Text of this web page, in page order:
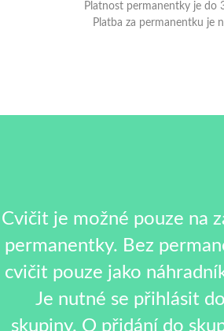
Platnost permanentky je do
Platba za permanentku je
Cvičit je možné pouze na
permanentky. Bez
cvičit pouze jako
Je nutné se přihlásit
skupiny. O přidání do